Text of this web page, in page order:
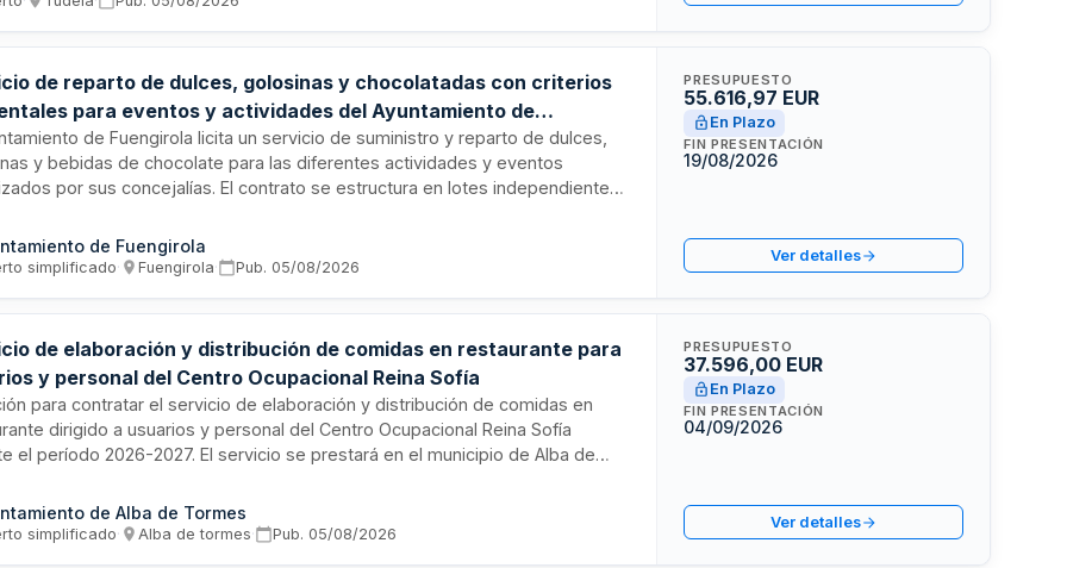
de reparto de dulces, golosinas y chocolatadas con criterios
para eventos y actividades del Ayuntamiento de
de Fuengirola licita un servicio de suministro y reparto de dulces,
y bebidas de chocolate para las diferentes actividades y eventos
por sus concejalías. El contrato se estructura en lotes independientes
del servicio. La ejecución se tramita mediante procedimiento
simplificado abreviado.
de Fuengirola
simplificado· Fuengirola· Pub. 05/08/2026
PRESUPUESTO
55.616,97 EUR
En Plazo
FIN PRESENTACIÓN
19/08/2026
Ver detalles
de elaboración y distribución de comidas en restaurante para
y personal del Centro Ocupacional Reina Sofía
para contratar el servicio de elaboración y distribución de comidas en
dirigido a usuarios y personal del Centro Ocupacional Reina Sofía
el período 2026-2027. El servicio se prestará en el municipio de Alba de
del centro ocupacional. La duración inicial es de un año, con
de una prórroga adicional de idéntico período.
de Alba de Tormes
simplificado· Alba de tormes· Pub. 05/08/2026
PRESUPUESTO
37.596,00 EUR
En Plazo
FIN PRESENTACIÓN
04/09/2026
Ver detalles